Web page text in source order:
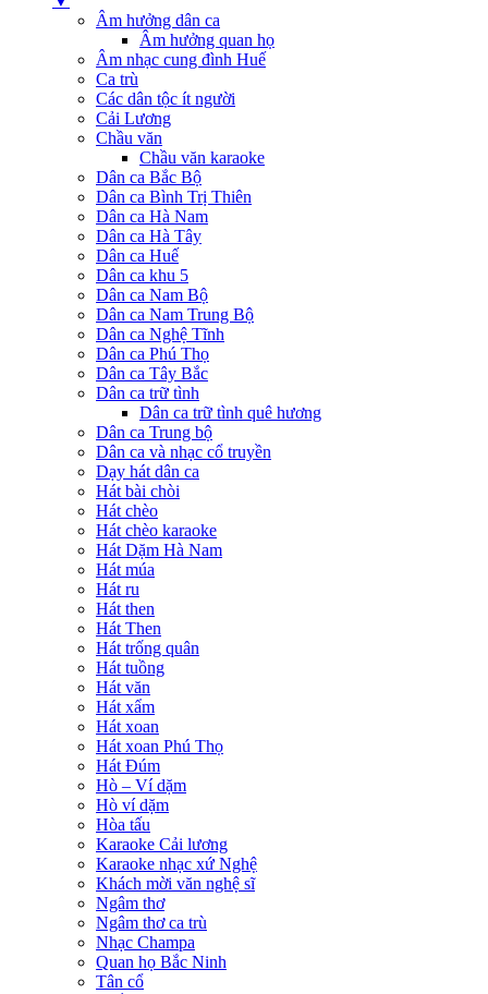
Âm hưởng dân ca
Âm hưởng quan họ
Âm nhạc cung đình Huế
Ca trù
Các dân tộc ít người
Cải Lương
Chầu văn
Chầu văn karaoke
Dân ca Bắc Bộ
Dân ca Bình Trị Thiên
Dân ca Hà Nam
Dân ca Hà Tây
Dân ca Huế
Dân ca khu 5
Dân ca Nam Bộ
Dân ca Nam Trung Bộ
Dân ca Nghệ Tĩnh
Dân ca Phú Thọ
Dân ca Tây Bắc
Dân ca trữ tình
Dân ca trữ tình quê hương
Dân ca Trung bộ
Dân ca và nhạc cổ truyền
Dạy hát dân ca
Hát bài chòi
Hát chèo
Hát chèo karaoke
Hát Dặm Hà Nam
Hát múa
Hát ru
Hát then
Hát Then
Hát trống quân
Hát tuồng
Hát văn
Hát xẩm
Hát xoan
Hát xoan Phú Thọ
Hát Đúm
Hò – Ví dặm
Hò ví dặm
Hòa tấu
Karaoke Cải lương
Karaoke nhạc xứ Nghệ
Khách mời văn nghệ sĩ
Ngâm thơ
Ngâm thơ ca trù
Nhạc Champa
Quan họ Bắc Ninh
Tân cổ